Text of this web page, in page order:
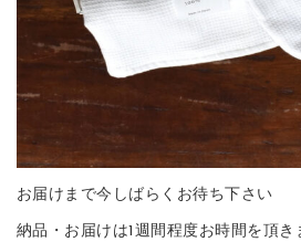
お届けまで今しばらくお待ち下さい
納品・お届けは1週間程度お時間を頂